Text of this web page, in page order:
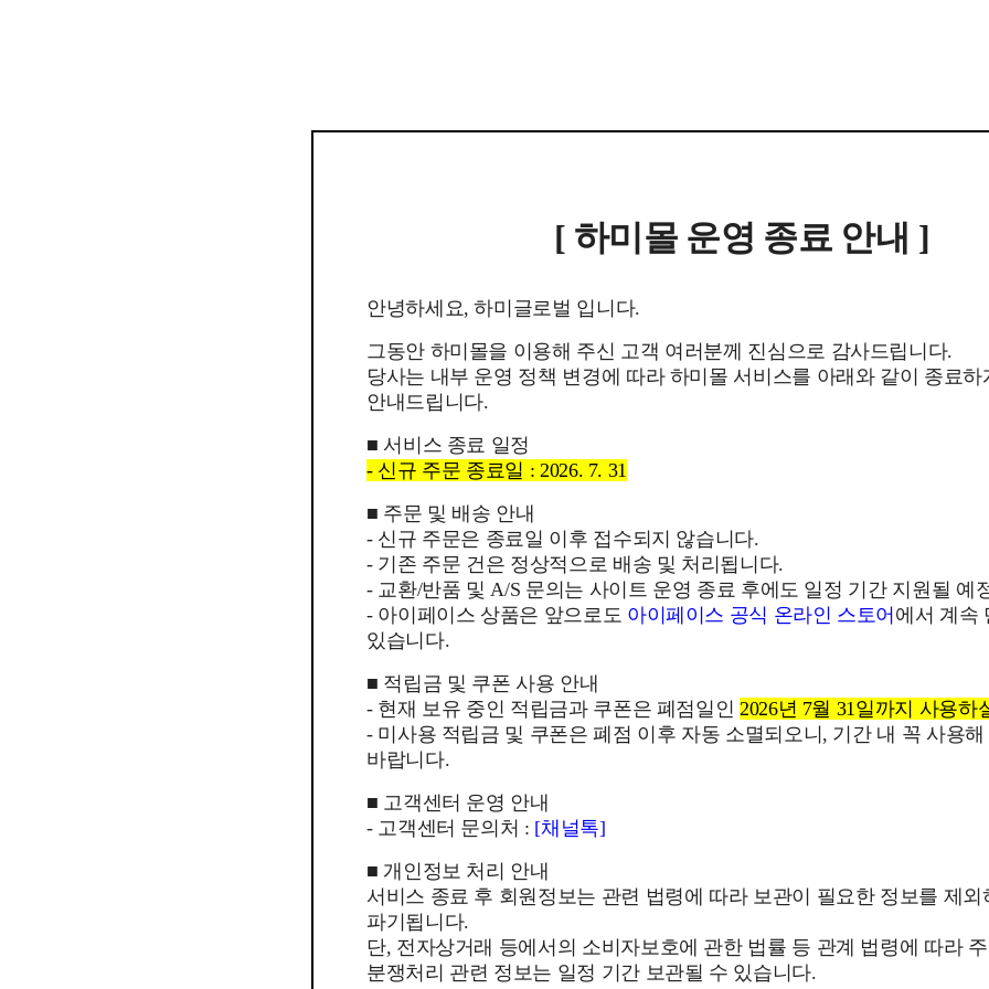
[ 하미몰 운영 종료 안내 ]
안녕하세요, 하미글로벌 입니다.
그동안 하미몰을 이용해 주신 고객 여러분께 진심으로 감사드립니다.
당사는 내부 운영 정책 변경에 따라 하미몰 서비스를 아래와 같이 종료하
안내드립니다.
■ 서비스 종료 일정
- 신규 주문 종료일 : 2026. 7. 31
■ 주문 및 배송 안내
- 신규 주문은 종료일 이후 접수되지 않습니다.
- 기존 주문 건은 정상적으로 배송 및 처리됩니다.
- 교환/반품 및 A/S 문의는 사이트 운영 종료 후에도 일정 기간 지원될 예
- 아이페이스 상품은 앞으로도 아이페이스 공식 온라인 스토어 에서 계속
있습니다.
■ 적립금 및 쿠폰 사용 안내
- 현재 보유 중인 적립금과 쿠폰은 폐점일인 2026년 7월 31일까지 사용하
- 미사용 적립금 및 쿠폰은 폐점 이후 자동 소멸되오니, 기간 내 꼭 사용해
바랍니다.
■ 고객센터 운영 안내
- 고객센터 문의처 : [채널톡]
■ 개인정보 처리 안내
서비스 종료 후 회원정보는 관련 법령에 따라 보관이 필요한 정보를 제외
파기됩니다.
단, 전자상거래 등에서의 소비자보호에 관한 법률 등 관계 법령에 따라
분쟁처리 관련 정보는 일정 기간 보관될 수 있습니다.